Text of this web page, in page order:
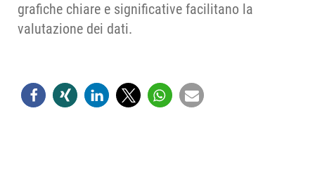
grafiche chiare e significative facilitano la
valutazione dei dati.